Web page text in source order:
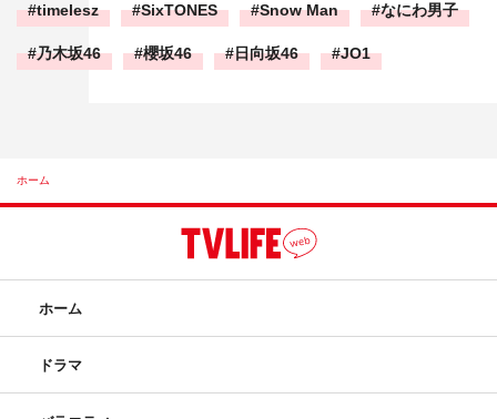
timelesz SixTONES Snow Man なにわ男子
乃木坂46 櫻坂46 日向坂46 JO1
ホーム
ホーム
ドラマ